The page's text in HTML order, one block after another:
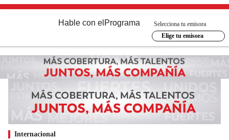
Hable con el Programa
Selecciona tu emisora
Elige tu emisora
Internacional